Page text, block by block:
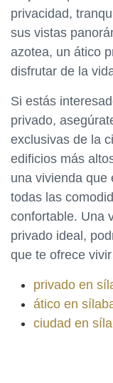
privacidad,
sus vistas
azotea, un ático
disfrutar de la
Si estás
privado,
exclusivas de la
edificios más
una vivienda que
todas las
confortable. Una
privado ideal,
que te ofrece
privado en
ático en
ciudad en